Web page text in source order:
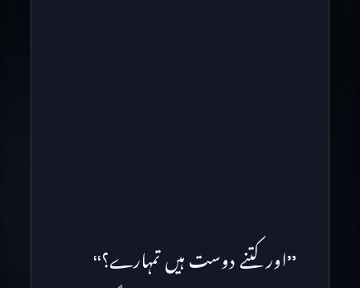
’’اور کتنے دوست ہیں تمہارے؟‘‘